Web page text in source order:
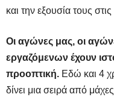
και την εξουσία τους
Οι αγώνες μας, οι
εργαζόμενων έχουν
προοπτική. Εδώ και 4
δίνει μια σειρά από